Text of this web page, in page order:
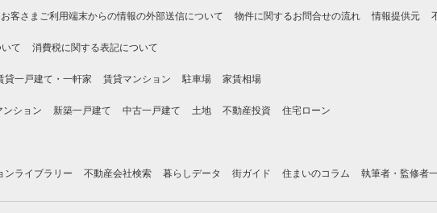
お客さまご利用端末からの情報の外部送信について 物件に関するお問合せの流れ 情報提供元
て 消費税に関する表記について
貸一戸建て・一軒家 賃貸マンション 駐車場 家賃相場
ンション 新築一戸建て 中古一戸建て 土地 不動産投資 住宅ローン
ンライブラリー 不動産会社検索 暮らしデータ 街ガイド 住まいのコラム 執筆者・監修者